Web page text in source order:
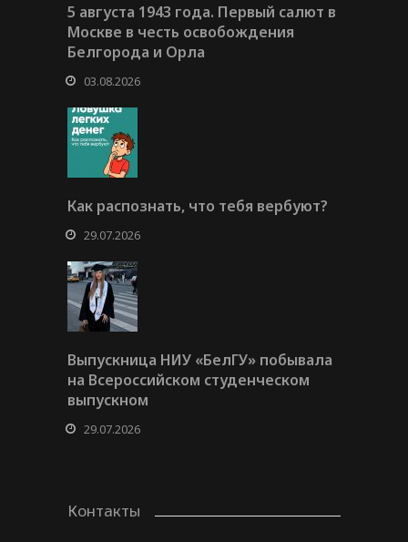
5 августа 1943 года. Первый салют в
Москве в честь освобождения
Белгорода и Орла
03.08.2026
Как распознать, что тебя вербуют?
29.07.2026
Выпускница НИУ «БелГУ» побывала
на Всероссийском студенческом
выпускном
29.07.2026
Контакты